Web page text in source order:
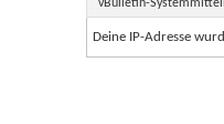
vBulletin-
Deine IP-Adresse